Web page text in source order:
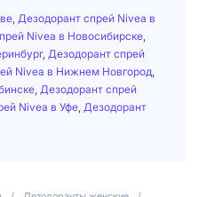
Дезодорант спрей Nivea в
Nivea в Новосибирске
, Дезодорант спрей
Nivea в Нижнем Новгород
Дезодорант спрей
Nivea в Уфе Дезодорант